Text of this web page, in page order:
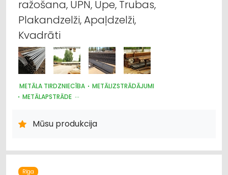
ražošana, UPN, Upe, Trubas,
Plakandzelži, Apaļdzelži,
Kvadrāti
METĀLA TIRDZNIECĪBA
METĀLIZSTRĀDĀJUMI
METĀLAPSTRĀDE
AUTOBUSU, MIKROAUTOBUSU NOMA
PASAŽIERU PĀRVADĀJUMI
Mūsu produkcija
Rīga